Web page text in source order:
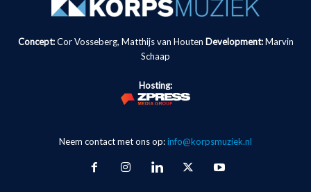
Concept:Cor Vosseberg, Matthijs van Houten Development: Marvin
Schaap
Hosting:
Neem contact met ons op:info@korpsmuziek.nl